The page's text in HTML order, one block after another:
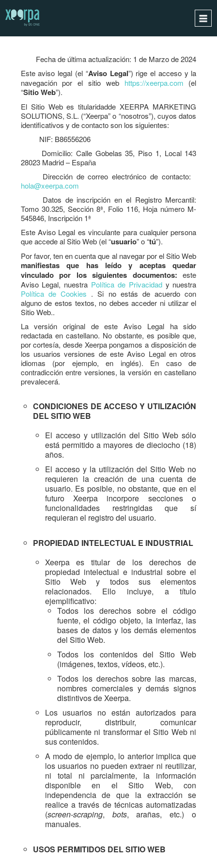
¿CÓMO FUNCIONA?
INTEGRACIONES
CASOS DE ÉXITO
RGPD
BLOG
PIDE UNA DEMO
ESPAÑOL
ENGLISH
Fecha de última actualización: 1 de Marzo de 2024
Este aviso legal (el “Aviso Legal”) rige el acceso y la
navegación por el sitio web https://xeerpa.com (el
“Sitio Web”).
El Sitio Web es titularidadde XEERPA MARKETING
SOLUTIONS, S.L. (“Xeerpa” o “nosotros”), cuyos datos
identificativos y de contacto son los siguientes:
NIF: B86556206
Domicilio: Calle Gobelas 35, Piso 1, Local 143
28023 Madrid – España
Dirección de correo electrónico de contacto:
hola@xeerpa.com
Datos de inscripción en el Registro Mercantil:
Tomo 30.325, Sección 8ª, Folio 116, Hoja número M-
545846, Inscripción 1ª
Este Aviso Legal es vinculante para cualquier persona
que accede al Sitio Web (el “usuario” o “tú”).
Por favor, ten en cuenta que al navegar por el Sitio Web
manifiestas que has leído y aceptas quedar
vinculado por los siguientes documentos: este
Aviso Legal, nuestra Política de Privacidady nuestra
Política de Cookies . Si no estás de acuerdo con
alguno de estos textos, no debes acceder ni utilizar el
Sitio Web..
La versión original de este Aviso Legal ha sido
redactada en castellano. No obstante, es posible que,
por cortesía, desde Xeerpa pongamos a disposición de
los usuarios versiones de este Aviso Legal en otros
idiomas (por ejemplo, en inglés). En caso de
contradicción entre versiones, la versión en castellano
prevalecerá.
CONDICIONES DE ACCESO Y UTILIZACIÓN
DEL SITIO WEB
El acceso y utilización del Sitio Web sólo
está permitido a mayores de dieciocho (18)
años.
El acceso y la utilización del Sitio Web no
requieren la creación de una cuenta de
usuario. Es posible, no obstante, que en el
futuro Xeerpa incorpore secciones o
funcionalidades restringidas que sí
requieran el registro del usuario.
PROPIEDAD INTELECTUAL E INDUSTRIAL
Xeerpa es titular de los derechos de
propiedad intelectual e industrial sobre el
Sitio Web y todos sus elementos
relacionados. Ello incluye, a título
ejemplificativo:
Todos los derechos sobre el código
fuente, el código objeto, la interfaz, las
bases de datos y los demás elementos
del Sitio Web.
Todos los contenidos del Sitio Web
(imágenes, textos, vídeos, etc.).
Todos los derechos sobre las marcas,
nombres comerciales y demás signos
distintivos de Xeerpa.
Los usuarios no están autorizados para
reproducir, distribuir, comunicar
públicamente ni transformar el Sitio Web ni
sus contenidos.
A modo de ejemplo, lo anterior implica que
los usuarios no pueden extraer ni reutilizar,
ni total ni parcialmente, la información
disponible en el Sitio Web, con
independencia de que la extracción se
realice a través de técnicas automatizadas
(screen-scraping, bots, arañas, etc.) o
manuales.
USOS PERMITIDOS DEL SITIO WEB